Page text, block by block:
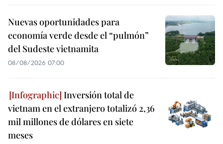
Nuevas oportunidades para
economía verde desde el “pulmón”
del Sudeste vietnamita
08/08/2026 07:00
Inversión total de
vietnam en el extranjero totalizó 2,36
mil millones de dólares en siete
meses